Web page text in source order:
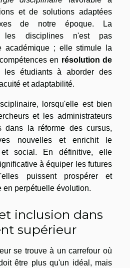
et de solutions adaptées
de notre époque. La
disciplines n'est pas
académique ; elle stimule la
en résolution de
les étudiants à aborder des
et adaptabilité.
lorsqu'elle est bien
et les administrateurs
dans la réforme des cursus,
nouvelles et enrichit le
et social. En définitive, elle
à équiper les futures
puissent prospérer et
en perpétuelle évolution.
inclusion dans
supérieur
se trouve à un carrefour où
être plus qu'un idéal, mais